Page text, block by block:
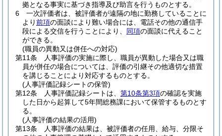
拠となる事実に基づき指導及び助言を行うものとする。
6
一次評価者は、被評価者が遠隔の地に勤務していることに
より前項の面談により難い場合には、電話その他の通信手
段による交信を行うことにより、 同項の面談に代えること
ができる。
(職員の異動又は併任への対応)
第11条
人事評価の実施に際し、職員が異動した場合又は職
員が併任の場合については、評価の引継その他適切な措置
を講じることにより対応するものとする。
(人事評価記録シートの保管)
第12条
人事評価記録シートは、 第10条第3項の確認を実施
した日から起算して5年間総務課において保管するものとす
る。
(人事評価の結果の活用)
第13条
人事評価の結果は、被評価者の任用、給与、分限そ